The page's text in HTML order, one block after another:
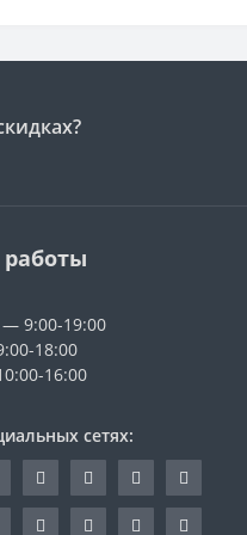
9:00-19:00
18:00
16:00
сетях: